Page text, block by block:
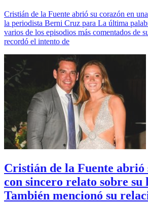
Cristián de la Fuente abrió su corazón en
la periodista Berni Cruz para La última
varios de los episodios más comentados de
recordó el intento de
Cristián de la Fuente abrió
con sincero relato sobre
También mencionó su